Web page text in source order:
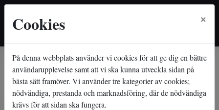
Hem Lediga lägenheter Ametistgatan 16 A
Ametistgatan 16 A
Göteborg - Tynnered
Cookies ×
På denna webbplats använder vi cookies för att ge dig en bättre
användarupplevelse samt att vi ska kunna utveckla sidan på
bästa sätt framöver. Vi använder tre kategorier av cookies;
nödvändiga, prestanda och marknadsföring, där de nödvändiga
krävs för att sidan ska fungera.